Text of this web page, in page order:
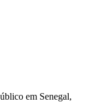
em Senegal,